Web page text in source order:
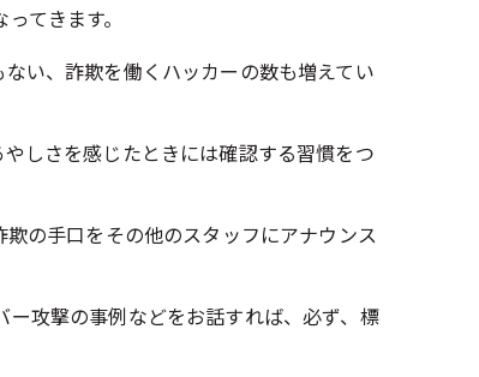
てきます。
い、詐欺を働くハッカーの数も増えてい
しさを感じたときには確認する習慣をつ
の手口をその他のスタッフにアナウンス
攻撃の事例などをお話すれば、必ず、標